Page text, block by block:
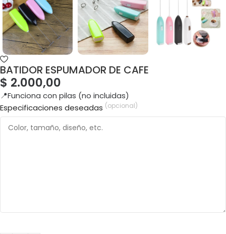
BATIDOR ESPUMADOR DE CAFE
$ 2.000,00
📍Funciona con pilas (no incluidas)
Especificaciones deseadas (opcional)